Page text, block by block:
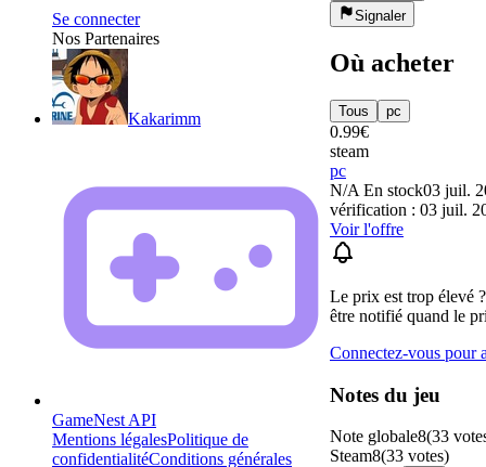
Se connecter
Nos Partenaires
Kakarimm
GameNest API
Mentions légalesPolitique de
confidentialitéConditions générales
Signaler
Où acheter
Tous pc
0.99€
steam
pc
N/A En stock03 juil.
vérification : 03 juil.
Voir l'offre
Le prix est trop élevé
être notifié quand le
Connectez-vous pour
Notes du jeu
Note globale8(33
Steam8(33 votes)